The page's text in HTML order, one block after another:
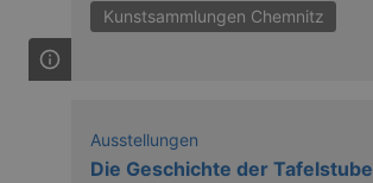
Kunstsammlungen Chemnitz
Ausstellungen
Die Geschichte der Tafelstube
2017 no information is
update a unique value for
Analytics, according
rate - limiting the
after 10 minutes.